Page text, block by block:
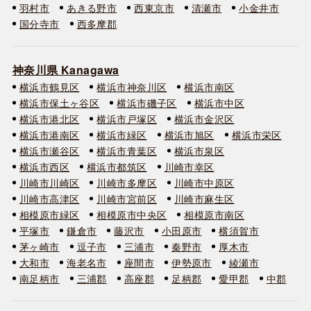
羽村市 あきる野市 西東京市 清瀬市
小金井市
国分寺市
西多摩郡
神奈川県 Kanagawa
横浜市鶴見区 横浜市神奈川区
横浜市南区
横浜市保土ヶ谷区
横浜市磯子区
横浜市中区
横浜市港北区
横浜市戸塚区
横浜市金沢区
横浜市港南区
横浜市緑区 横浜市旭区
横浜市栄区
横浜市瀬谷区
横浜市青葉区
横浜市泉区
横浜市西区
横浜市都筑区
川崎市幸区
川崎市川崎区
川崎市多摩区
川崎市中原区
川崎市高津区
川崎市宮前区
川崎市麻生区
相模原市緑区
相模原市中央区
相模原市南区
平塚市
鎌倉市 藤沢市 小田原市
横須賀市
茅ヶ崎市
逗子市 三浦市 秦野市
厚木市
大和市
海老名市 座間市 伊勢原市
綾瀬市
南足柄市
三浦郡 高座郡 足柄郡 愛甲郡 中郡